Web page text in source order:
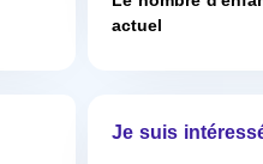
actuel
Je suis